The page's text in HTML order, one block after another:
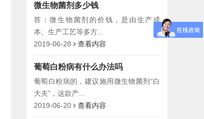
微生物菌剂多少钱
答：微生物菌剂的价钱，是由生产成
本、生产工艺等多方...
2019-06-28
查看内容
葡萄白粉病有什么办法吗
葡萄白粉病的，建议施用微生物菌剂“白
大夫”，这款产...
2019-06-20
查看内容